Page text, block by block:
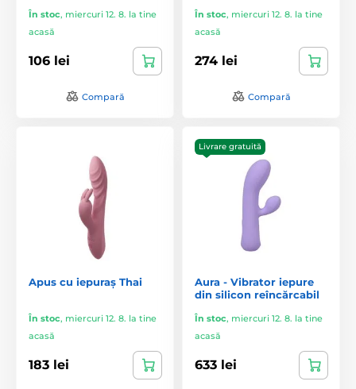
În stoc, miercuri 12. 8. la tine
acasă
106 lei
Compară
În stoc, miercuri 12. 8. la tine
acasă
274 lei
Compară
Apus cu iepuraș Thai
În stoc, miercuri 12. 8. la tine
acasă
183 lei
Livrare gratuită
Aura - Vibrator iepure
din silicon reîncărcabil
În stoc, miercuri 12. 8. la tine
acasă
633 lei